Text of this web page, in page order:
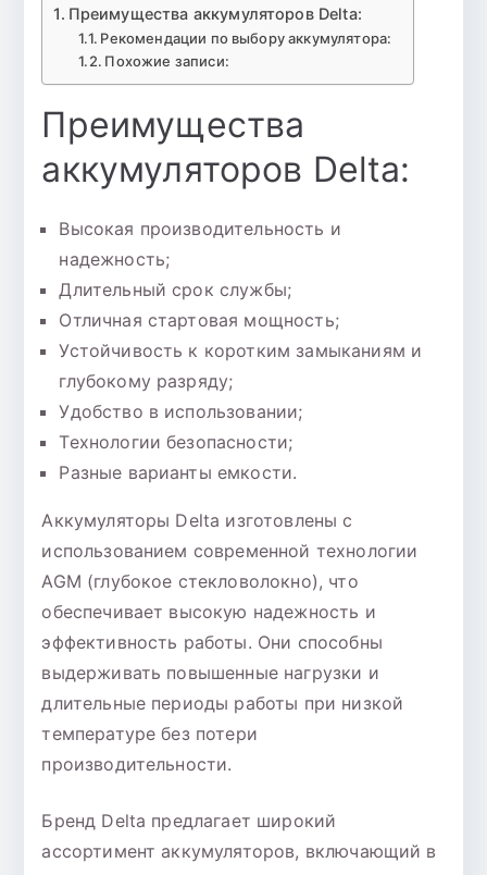
Преимущества аккумуляторов Delta:
Рекомендации по выбору аккумулятора:
Похожие записи:
Преимущества
аккумуляторов Delta:
Высокая производительность и
надежность;
Длительный срок службы;
Отличная стартовая мощность;
Устойчивость к коротким замыканиям и
глубокому разряду;
Удобство в использовании;
Технологии безопасности;
Разные варианты емкости.
Аккумуляторы Delta изготовлены с
использованием современной технологии
AGM (глубокое стекловолокно), что
обеспечивает высокую надежность и
эффективность работы. Они способны
выдерживать повышенные нагрузки и
длительные периоды работы при низкой
температуре без потери
производительности.
Бренд Delta предлагает широкий
ассортимент аккумуляторов, включающий в